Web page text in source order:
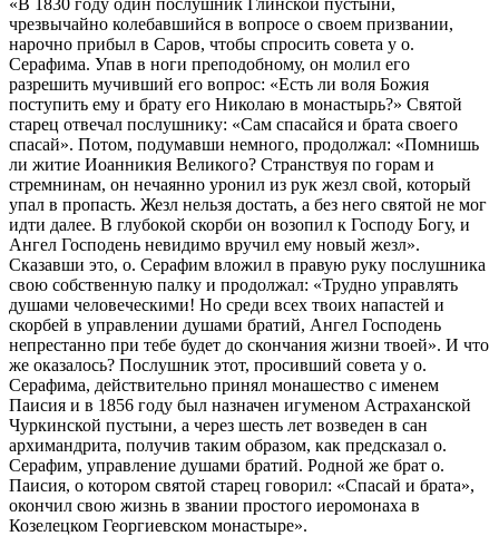
чрезвычайно колебавшийся в вопросе о своем призвании,
нарочно прибыл в Саров, чтобы спросить совета у о.
Серафима. Упав в ноги преподобному, он молил его
разрешить мучивший его вопрос: «Есть ли воля Божия
поступить ему и брату его Николаю в монастырь?» Святой
старец отвечал послушнику: «Сам спасайся и брата своего
спасай». Потом, подумавши немного, продолжал: «Помнишь
ли житие Иоанникия Великого? Странствуя по горам и
стремнинам, он нечаянно уронил из рук жезл свой, который
упал в пропасть. Жезл нельзя достать, а без него святой не мог
идти далее. В глубокой скорби он возопил к Господу Богу, и
Ангел Господень невидимо вручил ему новый жезл».
Сказавши это, о. Серафим вложил в правую руку послушника
свою собственную палку и продолжал: «Трудно управлять
душами человеческими! Но среди всех твоих напастей и
скорбей в управлении душами братий, Ангел Господень
непрестанно при тебе будет до скончания жизни твоей». И что
же оказалось? Послушник этот, просивший совета у о.
Серафима, действительно принял монашество с именем
Паисия и в 1856 году был назначен игуменом Астраханской
Чуркинской пустыни, а через шесть лет возведен в сан
архимандрита, получив таким образом, как предсказал о.
Серафим, управление душами братий. Родной же брат о.
Паисия, о котором святой старец говорил: «Спасай и брата»,
окончил свою жизнь в звании простого иеромонаха в
Козелецком Георгиевском монастыре».